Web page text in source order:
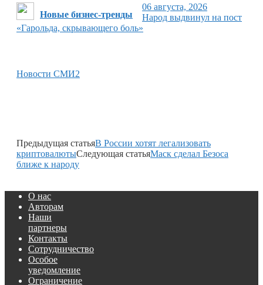
Новые бизнес-тренды
06 августа, 2026
Народ выдвинул на пост
«Гарольда, скрывающего боль»
Новости СМИ2
Предыдущая статьяВ России хотят легализовать
криптовалютыСледующая статьяМаск сделал Безоса
ближе к народу
О нас
Авторам
Наши
партнеры
Контакты
Сотрудничество
Особое
уведомление
Ограничение